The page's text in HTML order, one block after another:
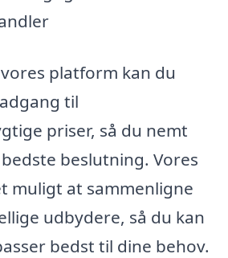
platform kan du
til
priser, så du nemt
beslutning. Vores
muligt at sammenligne
udbydere, så du kan
bedst til dine behov.